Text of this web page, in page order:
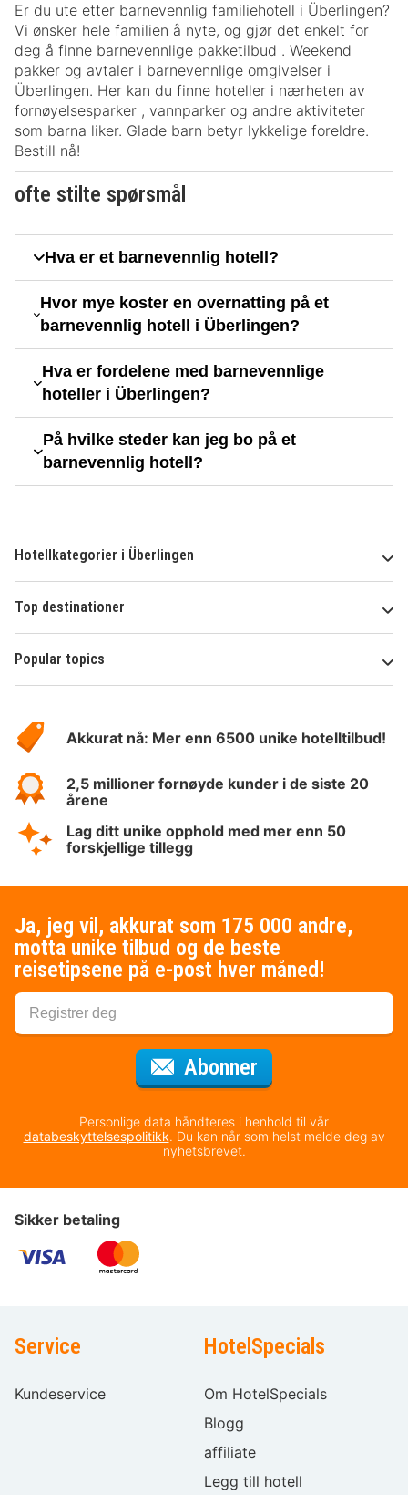
Er du ute etter barnevennlig familiehotell i Überlingen?
Vi ønsker hele familien å nyte, og gjør det enkelt for
deg å finne barnevennlige pakketilbud . Weekend
pakker og avtaler i barnevennlige omgivelser i
Überlingen. Her kan du finne hoteller i nærheten av
fornøyelsesparker , vannparker og andre aktiviteter
som barna liker. Glade barn betyr lykkelige foreldre.
Bestill nå!
ofte stilte spørsmål
Hva er et barnevennlig hotell?
Hvor mye koster en overnatting på et
barnevennlig hotell i Überlingen?
Hva er fordelene med barnevennlige
hoteller i Überlingen?
På hvilke steder kan jeg bo på et
barnevennlig hotell?
Hotellkategorier i Überlingen
Top destinationer
Popular topics
Hotelspecials
Akkurat nå: Mer enn 6500 unike hotelltilbud!
2,5 millioner fornøyde kunder i de siste 20
årene
Lag ditt unike opphold med mer enn 50
forskjellige tillegg
Ja, jeg vil, akkurat som 175 000 andre,
motta unike tilbud og de beste
reisetipsene på e-post hver måned!
Abonner
Personlige data håndteres i henhold til vår
databeskyttelsespolitikk. Du kan når som helst melde deg av
nyhetsbrevet.
Sikker betaling
Service
Kundeservice
HotelSpecials
Om HotelSpecials
Blogg
affiliate
Legg till hotell